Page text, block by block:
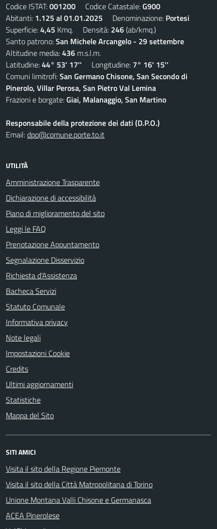
Codice ISTAT:001200 Codice Catastale:G900
Abitanti: 1.125 al 01.01.2025 Denominazione: Portesi
Superficie:4,45 Kmq. Densità: 246(ab/kmq.)
Santo patrono:San Michele Arcangelo - 29 settembre
Altitudine media:436 m.s.l.m.
Latitudine:44° 53' 17'' Longitudine: 7° 16' 15''
Comuni limitrofi:San Germano Chisone, San Secondo di
Pinerolo, Villar Perosa, San Pietro Val Lemina
Frazioni e borgate:Giai, Malanaggio, San Martino
Responsabile della protezione dei dati (D.P.O.)
Email:dpo@comune.porte.to.it
UTILITÀ
Amministrazione Trasparente
Dichiarazione di accessibilità
Piano di miglioramento del sito
Leggi le FAQ
Prenotazione Appuntamento
Segnalazione Disservizio
Richiesta d'Assistenza
Bacheca Servizi
Statuto Comunale
Informativa privacy
Note legali
Impostazioni Cookie
Credits
Ultimi aggiornamenti
Statistiche
Mappa del Sito
SITI AMICI
Visita il sito della Regione Piemonte
Visita il sito della Città Matropolitana di Torino
Unione Montana Valli Chisone e Germanasca
ACEA Pinerolese